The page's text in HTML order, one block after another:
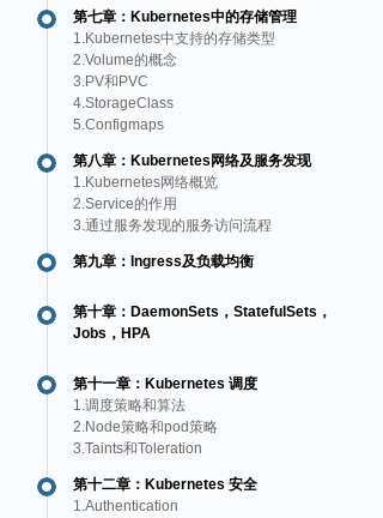
第七章：Kubernetes中的存储管理
1.Kubernetes中支持的存储类型
2.Volume的概念
3.PV和PVC
4.StorageClass
5.Configmaps
第八章：Kubernetes网络及服务发现
1.Kubernetes网络概览
2.Service的作用
3.通过服务发现的服务访问流程
第九章：Ingress及负载均衡
第十章：DaemonSets，StatefulSets，
Jobs，HPA
第十一章：Kubernetes 调度
1.调度策略和算法
2.Node策略和pod策略
3.Taints和Toleration
第十二章：Kubernetes 安全
1.Authentication